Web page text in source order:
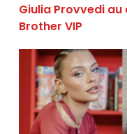
Giulia Provvedi
Brother VIP